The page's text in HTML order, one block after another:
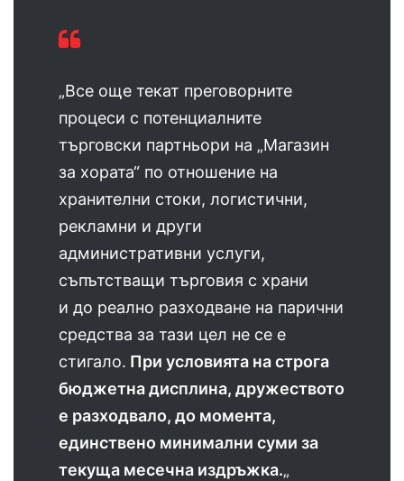
„Все още текат преговорните
процеси с потенциалните
търговски партньори на „Магазин
за хората“ по отношение на
хранителни стоки, логистични,
рекламни и други
административни услуги,
съпътстващи търговия с храни
и до реално разходване на парични
средства за тази цел не се е
стигало. При условията на строга
бюджетна дисплина, дружеството
е разходвало, до момента,
единствено минимални суми за
текуща месечна издръжка.„